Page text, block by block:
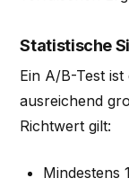
Statistische
Ein A/B-Test
ausreichend
Richtwert gilt:
Mindestens